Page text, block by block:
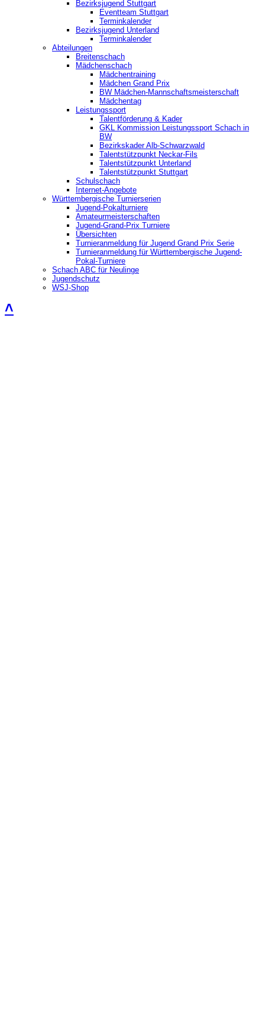
Bezirksjugend Stuttgart
‎Eventteam Stuttgart
Terminkalender
Bezirksjugend Unterland
Terminkalender
Abteilungen
Breitenschach
Mädchenschach
Mädchentraining
Mädchen Grand Prix
BW Mädchen-Mannschaftsmeisterschaft
Mädchentag
Leistungssport
Talentförderung & Kader
GKL Kommission Leistungssport Schach in
BW
Bezirkskader Alb-Schwarzwald
Talentstützpunkt Neckar-Fils
Talentstützpunkt Unterland
Talentstützpunkt Stuttgart
Schulschach
Internet-Angebote
Württembergische Turnierserien
Jugend-Pokalturniere
Amateurmeisterschaften
Jugend-Grand-Prix Turniere
Übersichten
Turnieranmeldung für Jugend Grand Prix Serie
Turnieranmeldung für Württembergische Jugend-
Pokal-Turniere
Schach ABC für Neulinge
Jugendschutz
WSJ-Shop
˄